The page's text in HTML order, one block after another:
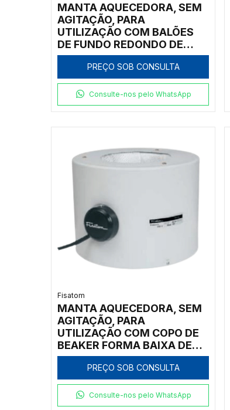
MANTA AQUECEDORA, SEM
AGITAÇÃO, PARA
UTILIZAÇÃO COM BALÕES
DE FUNDO REDONDO DE
250ML, COM REGULADOR
ELETRÔNICO ANALÓGICO
INCORPORADO PARA
TEMPERATURAS ATÉ 300ºC,
CLASSE 300, 110V - MODELO
PREÇO SOB CONSULTA
Consulte-nos pelo WhatsApp
Fisatom
MANTA AQUECEDORA, SEM
AGITAÇÃO, PARA
UTILIZAÇÃO COM COPO DE
BEAKER FORMA BAIXA DE
3.000ML, COM REGULADOR
ANALÓGICO DE POTÊNCIA
ATÉ 300ºC, CLASSE 300,
220V - MODELO 003072
PREÇO SOB CONSULTA
Consulte-nos pelo WhatsApp